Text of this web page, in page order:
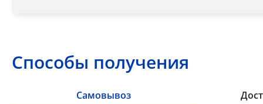
Способы получения
Самовывоз